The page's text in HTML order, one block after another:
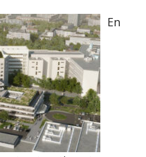
En